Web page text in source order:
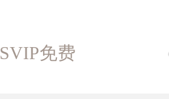
SVIP免费